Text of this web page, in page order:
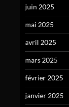
juin 2025
mai 2025
avril 2025
mars 2025
février 2025
janvier 2025